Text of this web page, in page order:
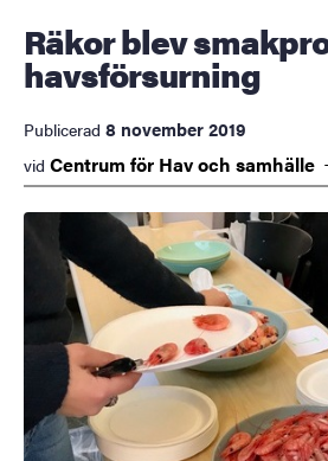
Räkor blev smakprov på
havsförsurning
Publicerad 8 november 2019
vid Centrum för Hav och samhälle